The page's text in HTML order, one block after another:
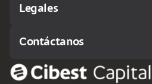
Legales
Contáctanos